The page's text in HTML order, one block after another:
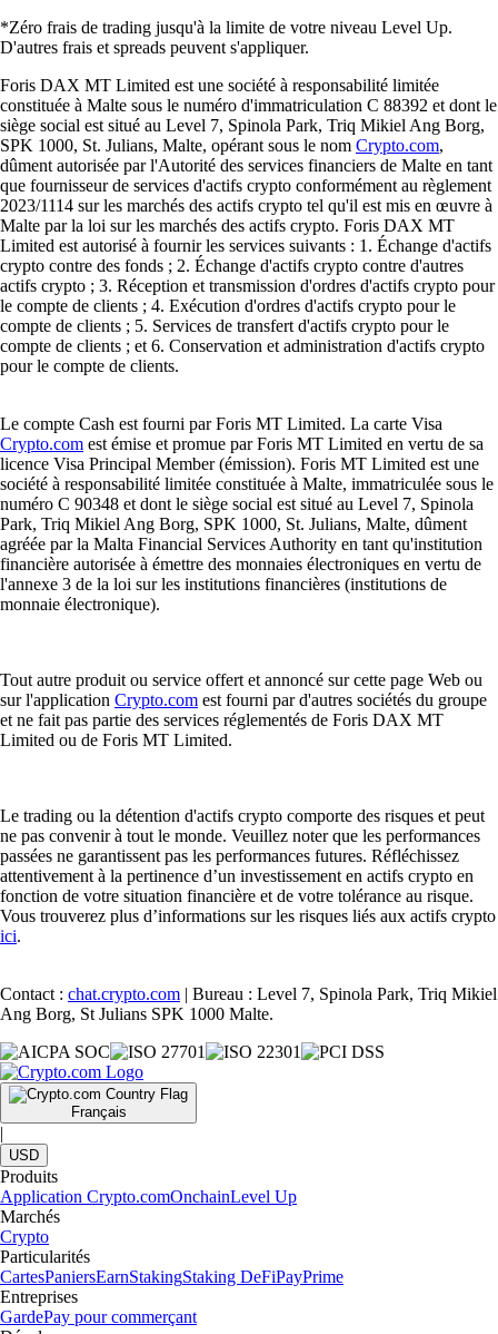
*Zéro frais de trading jusqu'à la limite de votre niveau Level Up.
D'autres frais et spreads peuvent s'appliquer.
Foris DAX MT Limited est une société à responsabilité limitée
constituée à Malte sous le numéro d'immatriculation C 88392 et dont le
siège social est situé au Level 7, Spinola Park, Triq Mikiel Ang Borg,
SPK 1000, St. Julians, Malte, opérant sous le nom Crypto.com,
dûment autorisée par l'Autorité des services financiers de Malte en tant
que fournisseur de services d'actifs crypto conformément au règlement
2023/1114 sur les marchés des actifs crypto tel qu'il est mis en œuvre à
Malte par la loi sur les marchés des actifs crypto. Foris DAX MT
Limited est autorisé à fournir les services suivants : 1. Échange d'actifs
crypto contre des fonds ; 2. Échange d'actifs crypto contre d'autres
actifs crypto ; 3. Réception et transmission d'ordres d'actifs crypto pour
le compte de clients ; 4. Exécution d'ordres d'actifs crypto pour le
compte de clients ; 5. Services de transfert d'actifs crypto pour le
compte de clients ; et 6. Conservation et administration d'actifs crypto
pour le compte de clients.
Le compte Cash est fourni par Foris MT Limited. La carte Visa
Crypto.com est émise et promue par Foris MT Limited en vertu de sa
licence Visa Principal Member (émission). Foris MT Limited est une
société à responsabilité limitée constituée à Malte, immatriculée sous le
numéro C 90348 et dont le siège social est situé au Level 7, Spinola
Park, Triq Mikiel Ang Borg, SPK 1000, St. Julians, Malte, dûment
agréée par la Malta Financial Services Authority en tant qu'institution
financière autorisée à émettre des monnaies électroniques en vertu de
l'annexe 3 de la loi sur les institutions financières (institutions de
monnaie électronique).
Tout autre produit ou service offert et annoncé sur cette page Web ou
sur l'application Crypto.com est fourni par d'autres sociétés du groupe
et ne fait pas partie des services réglementés de Foris DAX MT
Limited ou de Foris MT Limited.
Le trading ou la détention d'actifs crypto comporte des risques et peut
ne pas convenir à tout le monde. Veuillez noter que les performances
passées ne garantissent pas les performances futures. Réfléchissez
attentivement à la pertinence d’un investissement en actifs crypto en
fonction de votre situation financière et de votre tolérance au risque.
Vous trouverez plus d’informations sur les risques liés aux actifs crypto
ici.
Contact : chat.crypto.com | Bureau : Level 7, Spinola Park, Triq Mikiel
Ang Borg, St Julians SPK 1000 Malte.
Français
|
USD
Produits
Application Crypto.comOnchainLevel Up
Marchés
Crypto
Particularités
CartesPaniersEarnStakingStaking DeFiPayPrime
Entreprises
GardePay pour commerçant